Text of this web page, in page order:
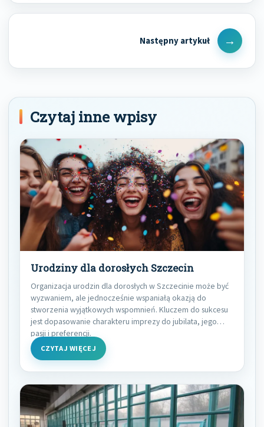
Next
Post
Czytaj inne wpisy
Urodziny dla dorosłych Szczecin
Organizacja urodzin dla dorosłych w Szczecinie może być
wyzwaniem, ale jednocześnie wspaniałą okazją do
stworzenia wyjątkowych wspomnień. Kluczem do sukcesu
jest dopasowanie charakteru imprezy do jubilata, jego
pasji i preferencji.
CZYTAJ WIĘCEJ